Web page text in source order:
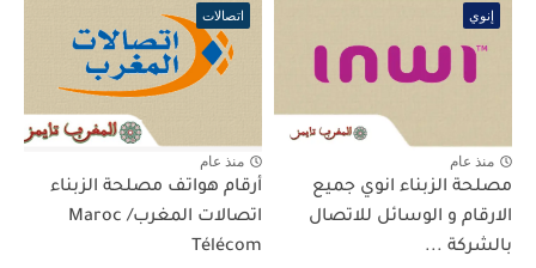
إنوي
منذ عام
مصلحة الزبناء انوي جميع
الارقام و الوسائل للاتصال
بالشركة ...
اتصالات
منذ عام
أرقام هواتف مصلحة الزبناء
اتصالات المغرب/ Maroc
Télécom